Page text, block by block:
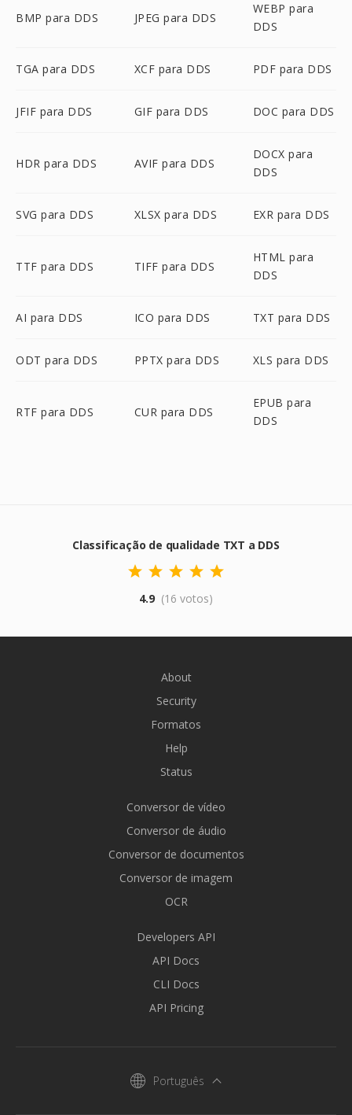
BMP para DDS JPEG para DDS
WEBP para
DDS
TGA para DDS XCF para DDS PDF para DDS
JFIF para DDS GIF para DDS DOC para DDS
HDR para DDS AVIF para DDS
DOCX para
DDS
SVG para DDS XLSX para DDS EXR para DDS
TTF para DDS TIFF para DDS
HTML para
DDS
AI para DDS ICO para DDS TXT para DDS
ODT para DDS PPTX para DDS XLS para DDS
RTF para DDS CUR para DDS
EPUB para
DDS
Classificação de qualidade TXT a DDS
4.9 (16 votos)
About
Security
Formatos
Help
Status
Conversor de vídeo
Conversor de áudio
Conversor de documentos
Conversor de imagem
OCR
Developers API
API Docs
CLI Docs
API Pricing
Português